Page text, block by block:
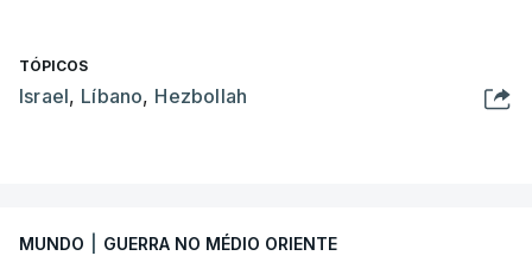
TÓPICOS
Israel, Líbano, Hezbollah
MUNDO GUERRA NO MÉDIO ORIENTE